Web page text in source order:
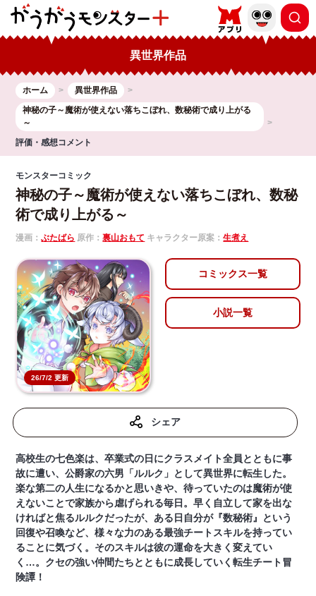
異世界作品
ホーム
異世界作品
神秘の子～魔術が使えない落ちこぼれ、数秘術で成り上がる
～
評価・感想コメント
モンスターコミック
神秘の子～魔術が使えない落ちこぼれ、数秘
術で成り上がる～
漫画：ぶたばら 原作：裏山おもて キャラクター原案：生煮え
26/7/2 更新
コミックス一覧
小説一覧
シェア
高校生の七色楽は、卒業式の日にクラスメイト全員とともに事
故に遭い、公爵家の六男「ルルク」として異世界に転生した。
楽な第二の人生になるかと思いきや、待っていたのは魔術が使
えないことで家族から虐げられる毎日。早く自立して家を出な
ければと焦るルルクだったが、ある日自分が『数秘術』という
回復や召喚など、様々な力のある最強チートスキルを持ってい
ることに気づく。そのスキルは彼の運命を大きく変えてい
く…。クセの強い仲間たちとともに成長していく転生チート冒
険譚！